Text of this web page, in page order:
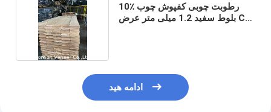
10٪ رطوبت چوبی کفپوش چوب
بلوط سفید 1.2 میلی متر عرض C
ادامه هید